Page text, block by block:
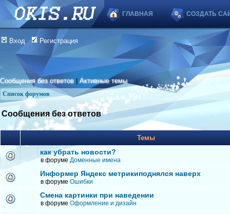
ГЛАВНАЯ СОЗДАТЬ
Вход Регистрация
Сообщения без ответов |Активные темы
Список форумов
Сообщения без ответов
Темы
как убрать новости?
в форуме Доменные имена
Информер Яндекс метрикиподнялся наверх
в форуме Ошибки
Смена картинки при наведении
в форуме Оформление и дизайн